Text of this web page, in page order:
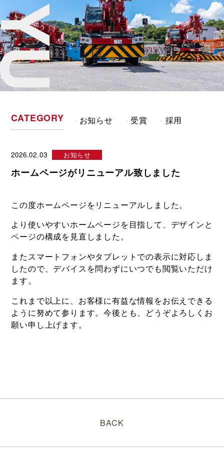
2026.02.03 お知らせ
ホームページがリニューアル致しました
この度ホームページをリニューアルしました。
より使いやすいホームページを目指して、デザインと
ページの構成を見直しました。
またスマートフォンやタブレットでの表示に対応しま
したので、デバイスを問わずにいつでも閲覧いただけ
ます。
これまで以上に、お客様に有益な情報をお伝えできる
ように努めて参ります。今後とも、どうぞよろしくお
願い申し上げます。
CATEGORY お知らせ 受賞 採用
BACK